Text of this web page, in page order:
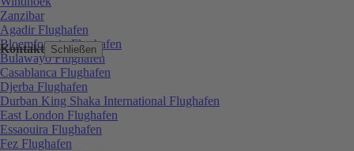
Kontakt Schließen
Zanzibar
Agadir Flughafen
Bloemfontein Flughafen
Bulawayo Flughafen
Casablanca Flughafen
Djerba Flughafen
Durban King Shaka International Flughafen
East London Flughafen
Essaouira Flughafen
Fez Flughafen